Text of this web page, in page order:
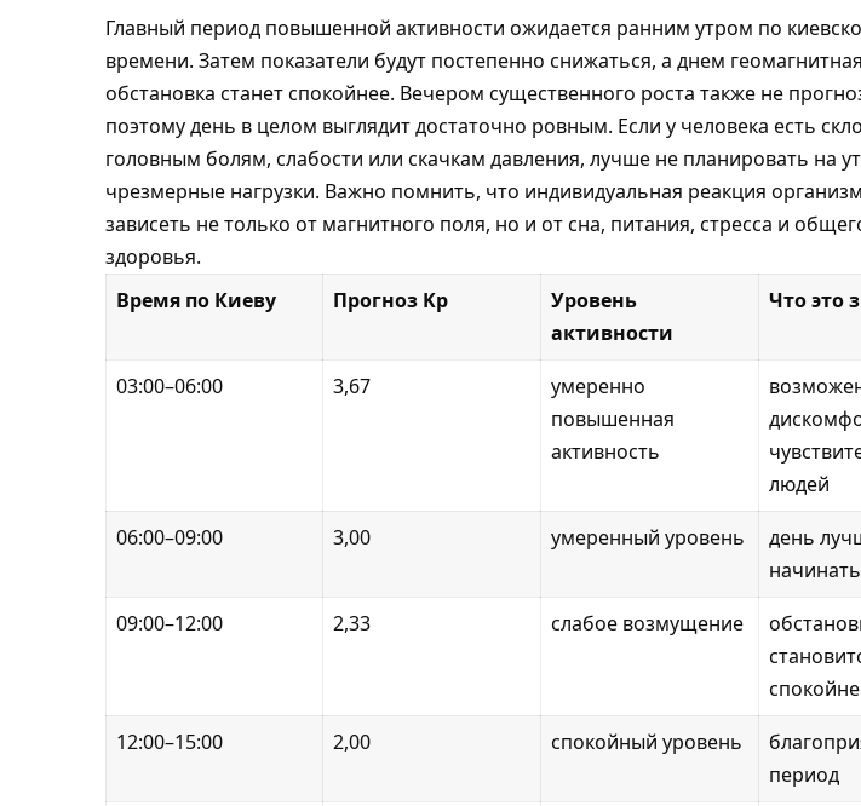
Главный период повышенной активности ожидается ранним утром по
времени. Затем показатели будут постепенно снижаться, а днем геомагнитная
обстановка станет спокойнее. Вечером существенного роста также не
поэтому день в целом выглядит достаточно ровным. Если у человека есть
головным болям, слабости или скачкам давления, лучше не планировать на
чрезмерные нагрузки. Важно помнить, что индивидуальная реакция
зависеть не только от магнитного поля, но и от сна, питания, стресса и
здоровья.
Время по Киеву
Прогноз Kp
Уровень
активности
Что это
03:00–06:00 3,67
умеренно
повышенная
активность
людей
06:00–09:00
3,00 умеренный уровень
день
09:00–12:00
2,33 слабое возмущение
12:00–15:00
2,00 спокойный уровень
период